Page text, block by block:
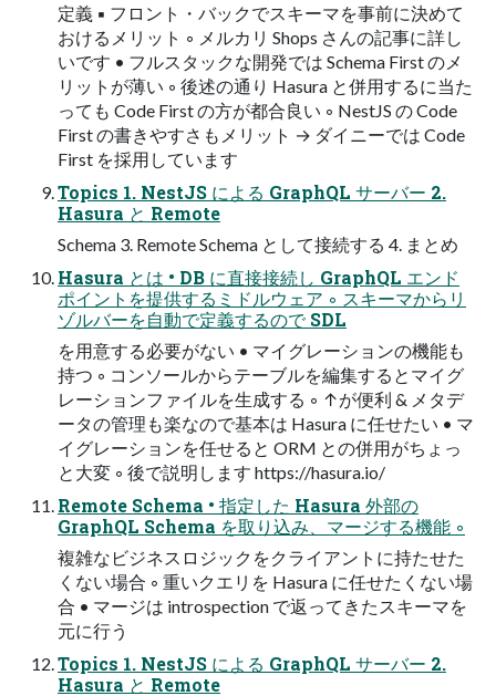
定義 ▪ フロント・バックでスキーマを事前に決めて
おけるメリット ◦ メルカリ Shops さんの記事に詳し
いです • フルスタックな開発では Schema First のメ
リットが薄い ◦ 後述の通り Hasura と併用するに当た
っても Code First の方が都合良い ◦ NestJS の Code
First の書きやすさもメリット → ダイニーでは Code
First を採用しています
Topics 1. NestJS による GraphQL サーバー 2.
Hasura と Remote
Schema 3. Remote Schema として接続する 4. まとめ
Hasura とは • DB に直接接続し GraphQL エンド
ポイントを提供するミドルウェア ◦ スキーマからリ
ゾルバーを自動で定義するので SDL
を用意する必要がない • マイグレーションの機能も
持つ ◦ コンソールからテーブルを編集するとマイグ
レーションファイルを生成する ◦ ↑が便利 & メタデ
ータの管理も楽なので基本は Hasura に任せたい • マ
イグレーションを任せると ORM との併用がちょっ
と大変 ◦ 後で説明します https://hasura.io/
Remote Schema • 指定した Hasura 外部の
GraphQL Schema を取り込み、マージする機能 ◦
複雑なビジネスロジックをクライアントに持たせた
くない場合 ◦ 重いクエリを Hasura に任せたくない場
合 • マージは introspection で返ってきたスキーマを
元に行う
Topics 1. NestJS による GraphQL サーバー 2.
Hasura と Remote